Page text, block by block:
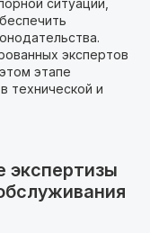
ситуации,
экспертов
этапе
технической и
экспертизы